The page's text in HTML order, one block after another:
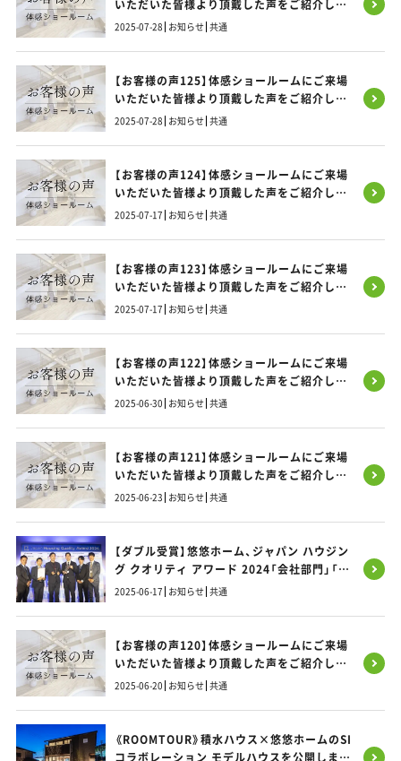
いただいた皆様より頂戴した声をご紹介しま
す！
2025-07-28 お知らせ 共通
【お客様の声125】体感ショールームにご来場
いただいた皆様より頂戴した声をご紹介しま
す！
2025-07-28 お知らせ 共通
【お客様の声124】体感ショールームにご来場
いただいた皆様より頂戴した声をご紹介しま
す！
2025-07-17 お知らせ 共通
【お客様の声123】体感ショールームにご来場
いただいた皆様より頂戴した声をご紹介しま
す！
2025-07-17 お知らせ 共通
【お客様の声122】体感ショールームにご来場
いただいた皆様より頂戴した声をご紹介しま
す！
2025-06-30 お知らせ 共通
【お客様の声121】体感ショールームにご来場
いただいた皆様より頂戴した声をご紹介しま
す！
2025-06-23 お知らせ 共通
【ダブル受賞】悠悠ホーム、ジャパン ハウジン
グ クオリティ アワード 2024「会社部門」「建
物部門」で最優秀賞を獲得！
2025-06-17 お知らせ 共通
【お客様の声120】体感ショールームにご来場
いただいた皆様より頂戴した声をご紹介しま
す！
2025-06-20 お知らせ 共通
《ROOMTOUR》積水ハウス×悠悠ホームのSI
コラボレーション モデルハウスを公開しまし